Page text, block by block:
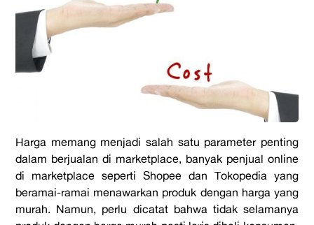
Harga memang menjadi salah satu parameter penting
dalam berjualan di marketplace, banyak penjual online
di marketplace seperti Shopee dan Tokopedia yang
beramai-ramai menawarkan produk dengan harga yang
murah. Namun, perlu dicatat bahwa tidak selamanya